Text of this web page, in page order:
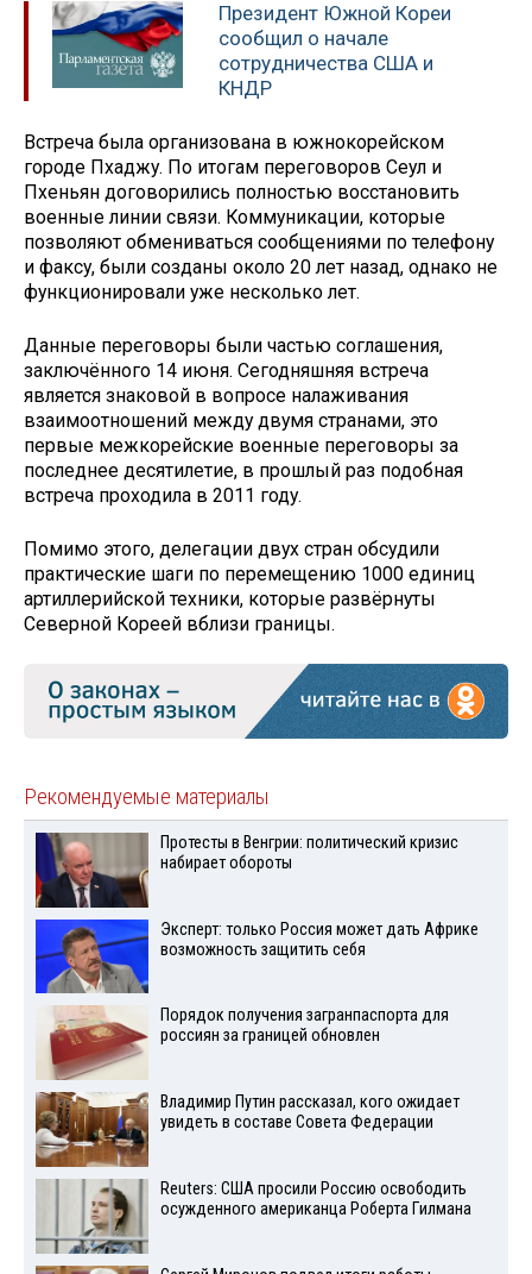
Президент Южной Кореи
сообщил о начале
сотрудничества США и
КНДР
Встреча была организована в южнокорейском
городе Пхаджу. По итогам переговоров Сеул и
Пхеньян договорились полностью восстановить
военные линии связи. Коммуникации, которые
позволяют обмениваться сообщениями по телефону
и факсу, были созданы около 20 лет назад, однако не
функционировали уже несколько лет.
Данные переговоры были частью соглашения,
заключённого 14 июня. Сегодняшняя встреча
является знаковой в вопросе налаживания
взаимоотношений между двумя странами, это
первые межкорейские военные переговоры за
последнее десятилетие, в прошлый раз подобная
встреча проходила в 2011 году.
Помимо этого, делегации двух стран обсудили
практические шаги по перемещению 1000 единиц
артиллерийской техники, которые развёрнуты
Северной Кореей вблизи границы.
Рекомендуемые материалы
Протесты в Венгрии: политический кризис
набирает обороты
Эксперт: только Россия может дать Африке
возможность защитить себя
Порядок получения загранпаспорта для
россиян за границей обновлен
Владимир Путин рассказал, кого ожидает
увидеть в составе Совета Федерации
Reuters: США просили Россию освободить
осужденного американца Роберта Гилмана